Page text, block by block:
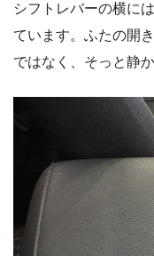
シフトレバーの横に
ています。ふたの開
ではなく、そっと静